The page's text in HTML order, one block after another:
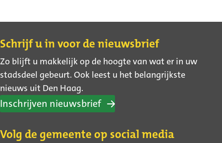
Contact
Schrijf u in voor de nieuwsbrief
Zo blijft u makkelijk op de hoogte van wat er in uw
stadsdeel gebeurt. Ook leest u het belangrijkste
nieuws uit Den Haag.
Inschrijven nieuwsbrief
Volg de gemeente op social media